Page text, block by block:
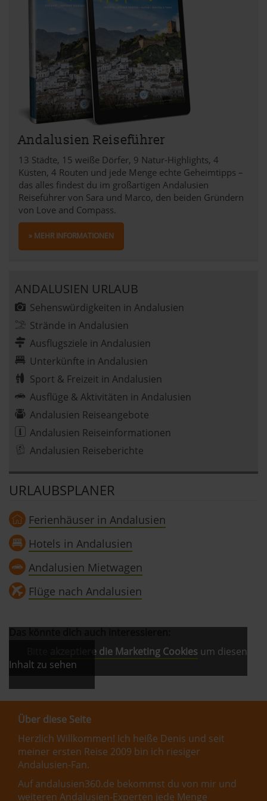
Andalusien Reiseführer
13 Städte, 15 weiße Dörfer, 9 Natur-Highlights, 4
Küsten, 4 Routen und jede Menge echte Geheimtipps –
das alles findest du im großartigen Andalusien
Reiseführer von Sara und Marco, den beiden Gründern
von Love and Compass.
» MEHR INFORMATIONEN
ANDALUSIEN URLAUB
Sehenswürdigkeiten in Andalusien
Strände in Andalusien
Ausflugsziele in Andalusien
Unterkünfte in Andalusien
Sport & Freizeit in Andalusien
Ausflüge & Aktivitäten in Andalusien
Andalusien Reiseangebote
Andalusien Reiseinformationen
Andalusien Reiseberichte
URLAUBSPLANER
Ferienhäuser in Andalusien
Hotels in Andalusien
Andalusien Mietwagen
Flüge nach Andalusien
akzeptiere die Marketing Cookies um diesen
Inhalt zu sehen
Über diese Seite
Herzlich Willkommen! Ich heiße Denis und seit
meiner ersten Reise 2009 bin ich riesiger
Andalusien-Fan.
Auf andalusien360.de bekommst du von mir und
weiteren Andalusien-Experten jede Menge